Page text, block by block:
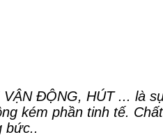
VẬN ĐỘNG, HÚT ... là
kém phần tinh tế.
bức..